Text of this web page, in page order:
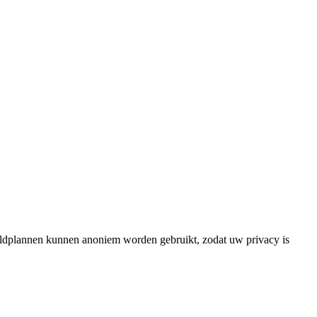
kunnen anoniem worden gebruikt, zodat uw privacy is